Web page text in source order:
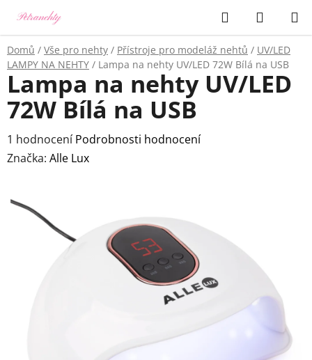
obsah
Hledat
KOŠÍK
Domů / Vše pro nehty / Přístroje pro modeláž nehtů / UV/LED
LAMPY NA NEHTY / Lampa na nehty UV/LED 72W Bílá na USB
Lampa na nehty UV/LED
72W Bílá na USB
Průměrné
hodnocení
1 hodnocení Podrobnosti hodnocení
Značka: Alle Lux